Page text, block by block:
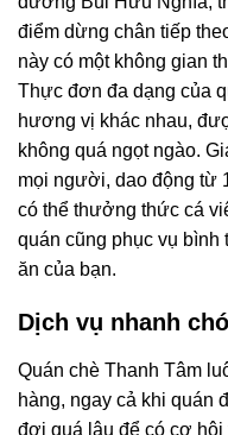
điểm dừng chân tiếp
này có một không gian
Thực đơn đa dạng của
hương vị khác nhau,
không quá ngọt ngào.
mọi người, dao động từ
có thể thưởng thức cá
quán cũng phục vụ bình
ăn của bạn.
Dịch vụ nhanh
Quán chè Thanh Tâm
hàng, ngay cả khi quán
đợi quá lâu để có cơ